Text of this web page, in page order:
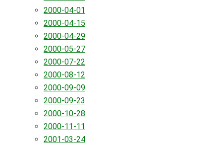
2000-04-01
2000-04-15
2000-04-29
2000-05-27
2000-07-22
2000-08-12
2000-09-09
2000-09-23
2000-10-28
2000-11-11
2001-03-24